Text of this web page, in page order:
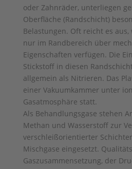
oder Zahnräder, unterliegen
Oberfläche (Randschicht)
Belastungen. Oft reicht es
nur im Randbereich über
Eigenschaften verfügen. Die
Stickstoff in diesen
allgemein als Nitrieren. Das
einer Vakuumkammer unter
Gasatmosphäre statt.
Als Behandlungsgase stehen
Methan und Wasserstoff zur
verschleißorientierter
Mischgase eingesetzt.
Gaszusammensetzung, der